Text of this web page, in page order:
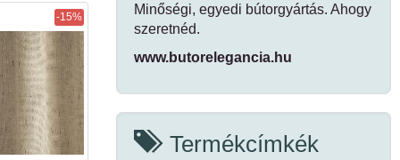
-15%
Minőségi, egyedi bútorgyártás. Ahogy
szeretnéd.
www.butorelegancia.hu
Termékcímkék